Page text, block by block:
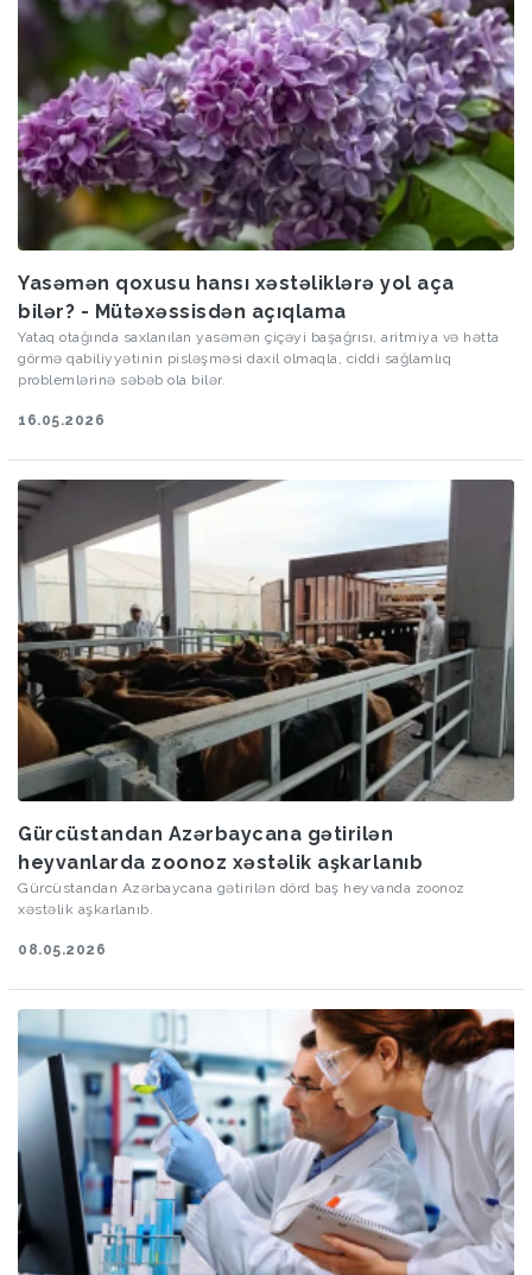
Yasəmən qoxusu hansı xəstəliklərə yol aça
bilər? - Mütəxəssisdən açıqlama
Yataq otağında saxlanılan yasəmən çiçəyi başağrısı, aritmiya və hətta
görmə qabiliyyətinin pisləşməsi daxil olmaqla, ciddi sağlamlıq
problemlərinə səbəb ola bilər.
16.05.2026
Gürcüstandan Azərbaycana gətirilən
heyvanlarda zoonoz xəstəlik aşkarlanıb
Gürcüstandan Azərbaycana gətirilən dörd baş heyvanda zoonoz
xəstəlik aşkarlanıb.
08.05.2026